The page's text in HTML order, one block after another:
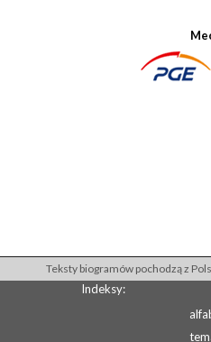
Teksty biogramów pochodzą z
Indeksy: